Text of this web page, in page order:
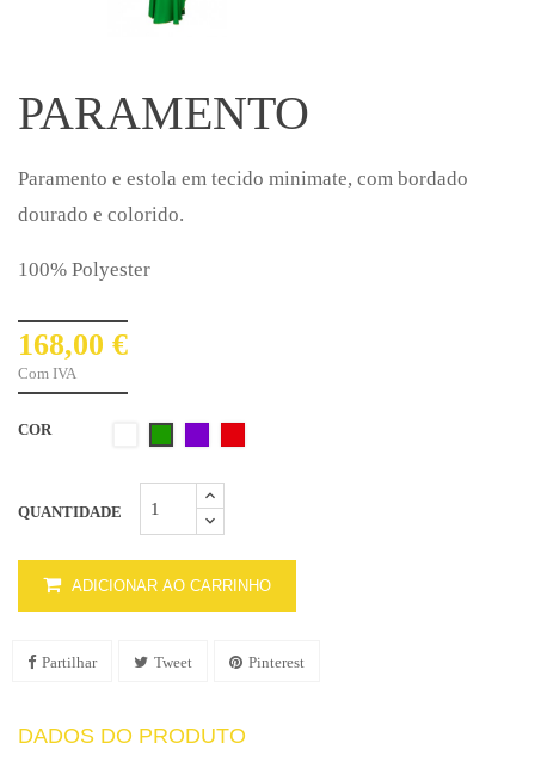
PARAMENTO
Paramento e estola em tecido minimate, com bordado
dourado e colorido.
100% Polyester
168,00 €
Com IVA
COR
QUANTIDADE
ADICIONAR AO CARRINHO
Partilhar Tweet Pinterest
DADOS DO PRODUTO